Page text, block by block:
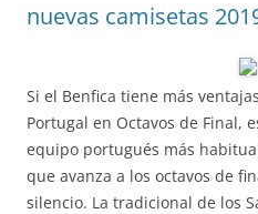
nuevas camisetas
Si el Benfica tiene más
Portugal en Octavos de Final,
equipo portugués más
que avanza a los octavos de
silencio. La tradicional de los